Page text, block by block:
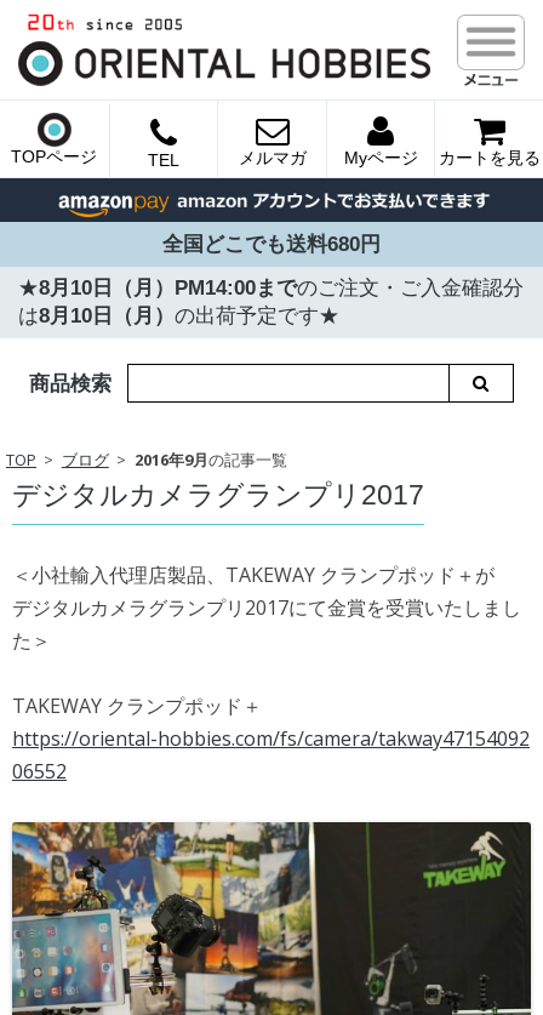
TOPページ TEL メルマガ Myページ カートを見る
全国どこでも送料680円
★8月10日（月）PM14:00までのご注文・ご入金確認分
は8月10日（月） の出荷予定です★
商品検索
TOP ブログ 2016年9月の記事一覧
デジタルカメラグランプリ2017
＜小社輸入代理店製品、TAKEWAY クランプポッド＋が
デジタルカメラグランプリ2017にて金賞を受賞いたしまし
た＞
TAKEWAY クランプポッド＋
https://oriental-hobbies.com/fs/camera/takway47154092
06552